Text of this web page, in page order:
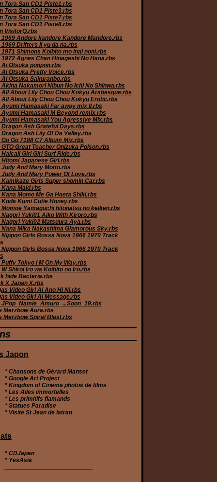
Tora San CD1 Piste1.rbs
Tora San CD1 Piste3.rbs
Tora San CD1 Piste7.rbs
Tora San CD1 Piste8.rbs
VisitorQ.rbs
1969 Andore kandore Kandore Mandore.rbs
1969 Drifters Ii yu da na.rbs
1971 Shimons Koibito mo inai noni.rbs
1972 Agnes Chan Hinageshi No Hana.rbs
Ai Otsuka ponpon.rbs
Ai Otsuka Pretty Voice.rbs
Ai Otsuka Sakuranbo.rbs
Akina Nakamori Nibun No Ichi No Shinwa.rbs
All About Lily Chou Chou Kokyu Arabesque.rbs
All About Lily Chou Chou Kokyu Erotic.rbs
Ayumi Hamasaki Far away mix II.rbs
Ayumi Hamasaki M Beyond remix.rbs
Ayumi Hamasaki You Agressive Mix.rbs
Dragon Ash Grateful Days.rbs
Dragon Ash Lily Of Da Valley.rbs
Go Go 7188 C7 Album Mix.rbs
GTO Great Teacher Onizuka Poison.rbs
Halcali Giri Giri Surf Ride.rbs
Hitomi Japanese Girl.rbs
Judy And Mary Motto.rbs
Judy And Mary Power Of Love.rbs
Kamikaze Girls Super shomin Car.rbs
Kana Maid.rbs
Kana Momo Me Ga Haeta Shiki.rbs
Koda Kumi Cutie Honey.rbs
Momoe Yamaguchi hitonatsu no keiken.rbs
Nagori Yuki01 Aiko With Kiroro.rbs
Nagori Yuki02 Matsuura Aya.rbs
Nana Mika Nakashima Glamorous Sky.rbs
Nippon Girls Bossa Nova 1966 1970 Track
Nippon Girls Bossa Nova 1966 1970 Track
Puffy Tokyo I M On My Way.rbs
W Shiroi Iro wa Koibito no Iro.rbs
hide Bacteria.rbs
X Japan X.rbs
Video Girl Ai Ano Hi Ni.rbs
Video Girl Ai Message.rbs
Merzbow Aura.rbs
Merzbow Spiral Blast.rbs
Japon
* Chansons de Gérard Manset
* Google Art Project
* Kingdom of Cinema photos de films
* Les Ailes immortelles
* Les primitifs flamands
* Statues Paradise
* Visite St Jean de latran
* CDJapan
* YesAsia